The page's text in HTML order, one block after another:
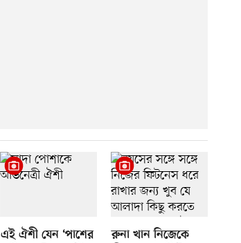
এই ঐশী যেন ‘পাশের
রুনা খান নিজেকে